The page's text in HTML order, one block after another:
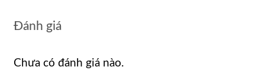
Đánh giá
Chưa có đánh giá nào.